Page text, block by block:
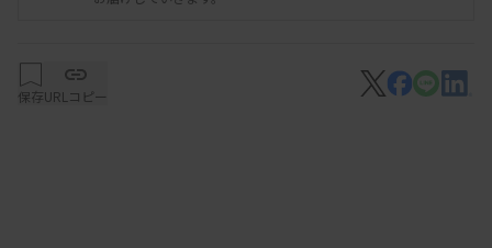
出荷済みの製剤は、異物混入が発見される前に製
保存URLコピー